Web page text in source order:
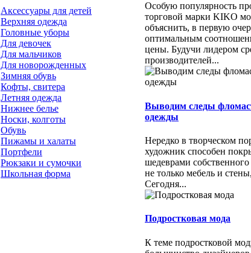
Аксессуары для детей
Верхняя одежда
Головные уборы
Для девочек
Для мальчиков
Для новорожденных
Зимняя обувь
Кофты, свитера
Летняя одежда
Нижнее белье
Носки, колготы
Обувь
Пижамы и халаты
Портфели
Рюкзаки и сумочки
Школьная форма
Особую популярность
торговой марки KIKO
объяснить, в первую
оптимальным
цены. Будучи лидером
производителей...
Выводим следы
одежды
Нередко в творческом
художник способен
шедеврами собственного
не только мебель и
Сегодня...
Подростковая мода
К теме подростковой